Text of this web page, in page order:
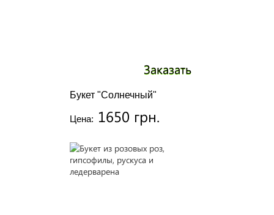
Букет "Солнечный"
Цена: 1650 грн.
Заказать